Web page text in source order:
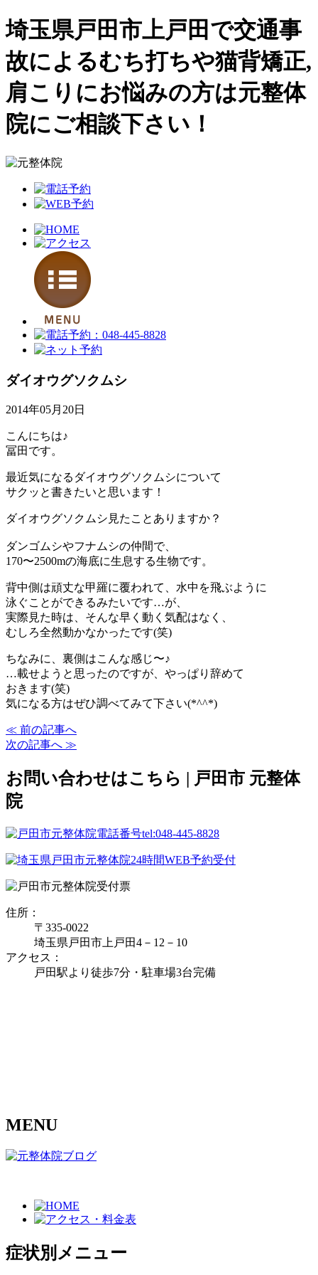
埼玉県戸田市上戸田で交通事
故によるむち打ちや猫背矯正,
肩こりにお悩みの方は元整体
院にご相談下さい！
ダイオウグソクムシ
2014年05月20日
こんにちは♪
冨田です。
最近気になるダイオウグソクムシについて
サクッと書きたいと思います！
ダイオウグソクムシ見たことありますか？
ダンゴムシやフナムシの仲間で、
170〜2500mの海底に生息する生物です。
背中側は頑丈な甲羅に覆われて、水中を飛ぶように
泳ぐことができるみたいです…が、
実際見た時は、そんな早く動く気配はなく、
むしろ全然動かなかったです(笑)
ちなみに、裏側はこんな感じ〜♪
…載せようと思ったのですが、やっぱり辞めて
おきます(笑)
気になる方はぜひ調べてみて下さい(*^^*)
≪ 前の記事へ
次の記事へ ≫
お問い合わせはこちら | 戸田市 元整体
院
住所：
〒335‐0022
埼玉県戸田市上戸田4－12－10
アクセス：
戸田駅より徒歩7分・駐車場3台完備
MENU
症状別メニュー